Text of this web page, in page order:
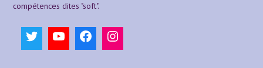
compétences dites "soft".
TwitterYouTubeFacebook